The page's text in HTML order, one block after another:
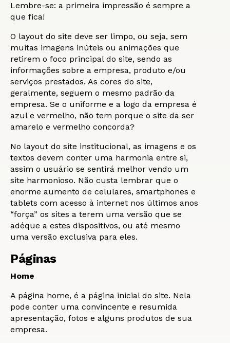
Lembre-se: a primeira impressão é sempre a
que fica!
O layout do site deve ser limpo, ou seja, sem
muitas imagens inúteis ou animações que
retirem o foco principal do site, sendo as
informações sobre a empresa, produto e/ou
serviços prestados. As cores do site,
geralmente, seguem o mesmo padrão da
empresa. Se o uniforme e a logo da empresa é
azul e vermelho, não tem porque o site da ser
amarelo e vermelho concorda?
No layout do site institucional, as imagens e os
textos devem conter uma harmonia entre si,
assim o usuário se sentirá melhor vendo um
site harmonioso. Não custa lembrar que o
enorme aumento de celulares, smartphones e
tablets com acesso à internet nos últimos anos
“força” os sites a terem uma versão que se
adéque a estes dispositivos, ou até mesmo
uma versão exclusiva para eles.
Páginas
Home
A página home, é a página inicial do site. Nela
pode conter uma convincente e resumida
apresentação, fotos e alguns produtos de sua
empresa.